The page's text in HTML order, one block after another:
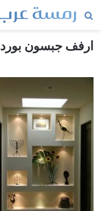
بحث
ارفف جبسون بورد